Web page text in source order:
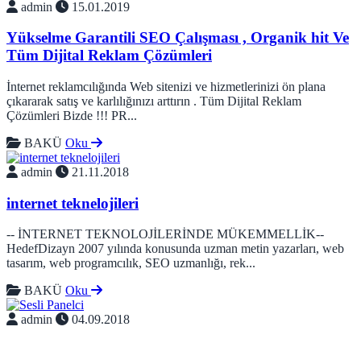
admin 15.01.2019
Yükselme Garantili SEO Çalışması , Organik hit Ve
Tüm Dijital Reklam Çözümleri
İnternet reklamcılığında Web sitenizi ve hizmetlerinizi ön plana
çıkararak satış ve karlılığınızı arttırın . Tüm Dijital Reklam
Çözümleri Bizde !!! PR...
BAKÜ Oku
admin 21.11.2018
internet teknelojileri
-- İNTERNET TEKNOLOJİLERİNDE MÜKEMMELLİK--
HedefDizayn 2007 yılında konusunda uzman metin yazarları, web
tasarım, web programcılık, SEO uzmanlığı, rek...
BAKÜ Oku
admin 04.09.2018